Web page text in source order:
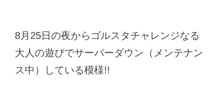
8月25日の夜からゴルスタチャレンジなる
大人の遊びでサーバーダウン（メンテナン
ス中）している模様!!